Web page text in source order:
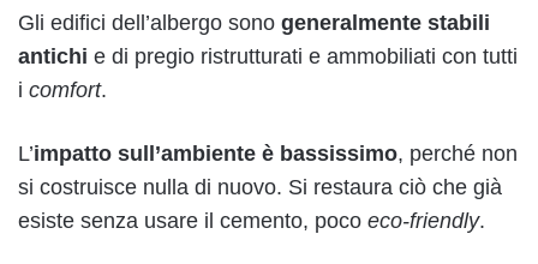
Gli edifici dell’albergo sono generalmente stabili
antichi e di pregio ristrutturati e ammobiliati con tutti
i comfort.
L’impatto sull’ambiente è bassissimo, perché non
si costruisce nulla di nuovo. Si restaura ciò che già
esiste senza usare il cemento, poco eco-friendly.